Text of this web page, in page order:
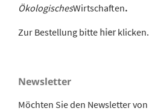
ÖkologischesWirtschaften.
Zur Bestellung bitte hier klicken.
Newsletter
Möchten Sie den Newsletter von